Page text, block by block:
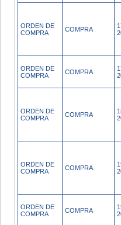
ORDEN DE
COMPRA
COMPRA
ORDEN DE
COMPRA
COMPRA
ORDEN DE
COMPRA
COMPRA
ORDEN DE
COMPRA
COMPRA
ORDEN DE
COMPRA
COMPRA